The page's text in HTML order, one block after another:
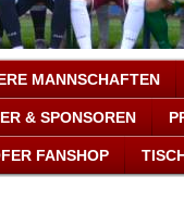
MANNSCHAFTEN
& SPONSOREN
FANSHOP